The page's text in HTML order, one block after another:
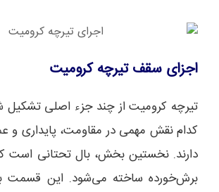
اجزای سقف تیرچه کرومیت
تیرچه کرومیت از چند جزء اصلی
کدام نقش مهمی در مقاومت، پایداری و
دارند. نخستین بخش، بال تحتانی است
برش‌خورده ساخته می‌شود. این قسمت